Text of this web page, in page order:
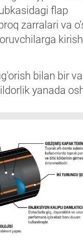
flap
zarralari va
bilan bir
yanada